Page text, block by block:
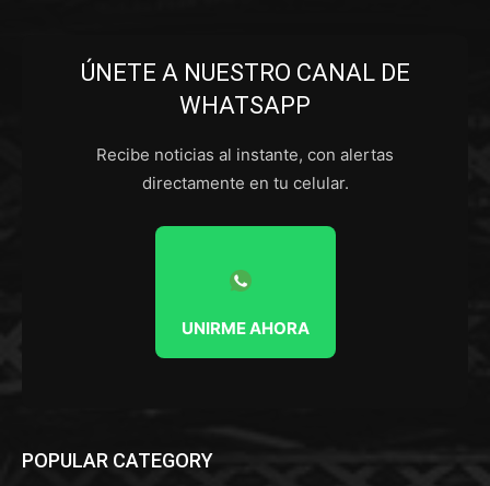
ÚNETE A NUESTRO CANAL DE
WHATSAPP
Recibe noticias al instante, con alertas
directamente en tu celular.
UNIRME AHORA
POPULAR CATEGORY